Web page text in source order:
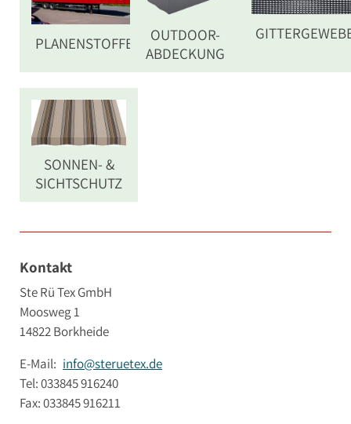
PLANENSTOFFE
OUTDOOR-
ABDECKUNG
SONNEN- &
SICHTSCHUTZ
Kontakt
Ste Rü Tex GmbH
Moosweg 1
14822 Borkheide
E-Mail: info@steruetex.de
Tel: 033845 916240
Fax: 033845 916211